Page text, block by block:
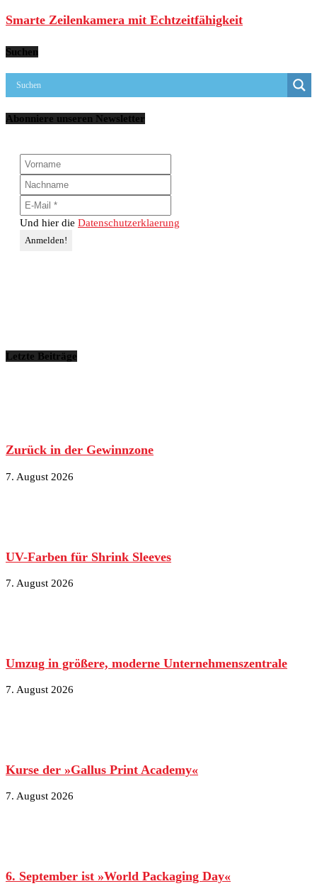
Smarte Zeilenkamera mit Echtzeitfähigkeit
Suchen
Abonniere unseren Newsletter
Und hier die Datenschutzerklaerung
Letzte Beiträge
Zurück in der Gewinnzone
7. August 2026
UV-Farben für Shrink Sleeves
7. August 2026
Umzug in größere, moderne Unternehmenszentrale
7. August 2026
Kurse der »Gallus Print Academy«
7. August 2026
6. September ist »World Packaging Day«